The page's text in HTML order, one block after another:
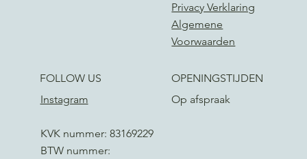
Privacy Verklaring
Algemene
Voorwaarden
FOLLOW US
Instagram
KVK nummer: 83169229
BTW nummer:
OPENINGSTIJDEN
Op afspraak